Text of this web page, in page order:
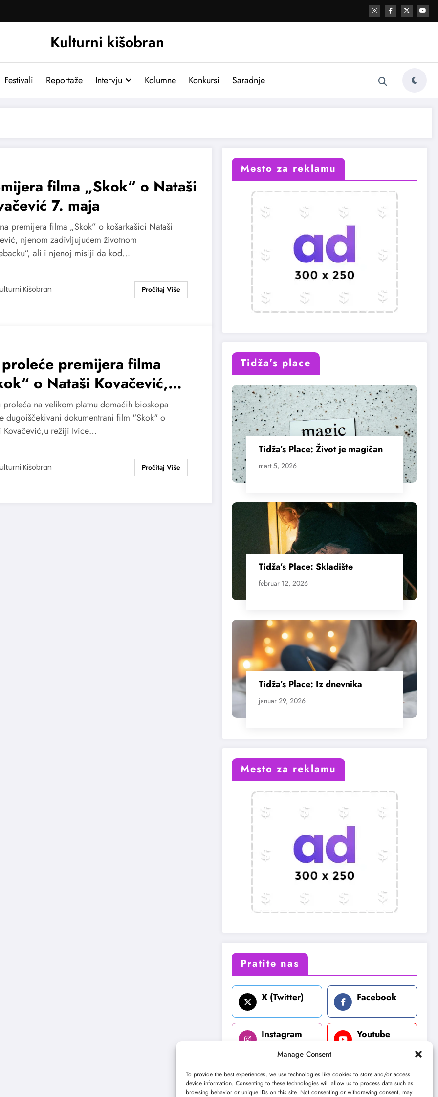
Manage Consent
To provide the best experiences, we use technologies like cookies to store and/or access
device information. Consenting to these technologies will allow us to process data such as
browsing behavior or unique IDs on this site. Not consenting or withdrawing consent, may
Kulturni kišobran
Festivali Reportaže Intervju Kolumne Konkursi Saradnje
filma „Skok“ o Nataši
7. maja
premijera filma „Skok” o košarkašici Nataši
njenom zadivljujućem životnom
ali i njenoj misiji da kod…
Kišobran
premijera filma
o Nataši Kovačević,
košarkašici čiji je život u
minuta potpuno
proleća na velikom platnu domaćih bioskopa
dugoiščekivani dokumentrani film "Skok" o
Kovačević,u režiji Ivice…
Kišobran
Mesto za reklamu
Tidža’s place
Tidža’s Place: Život je magičan
mart 5, 2026
Tidža’s Place: Skladište
februar 12, 2026
Tidža’s Place: Iz dnevnika
januar 29, 2026
Mesto za reklamu
Pratite nas
X (Twitter) Facebook
Instagram Youtube
LinkedIn